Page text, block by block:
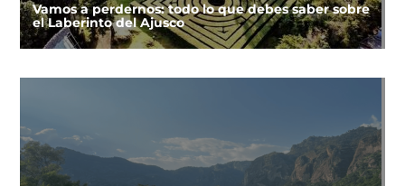
Vamos a perdernos: todo lo que debes saber sobre
el Laberinto del Ajusco